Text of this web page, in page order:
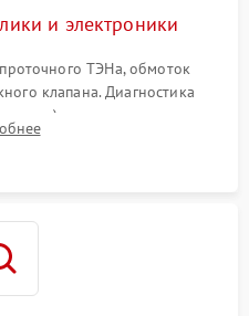
и электроники
ТЭНа, обмоток
клапана. Диагностика
воды), датчика мутности,
модуля управления.